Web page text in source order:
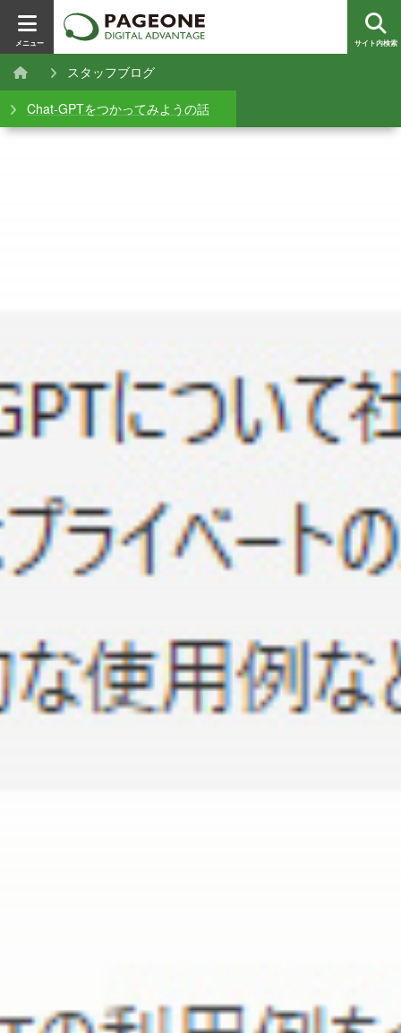
メニュー サイト内検索
スタッフブログ
Chat-GPTをつかってみようの話